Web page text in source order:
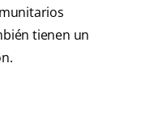
tienen un